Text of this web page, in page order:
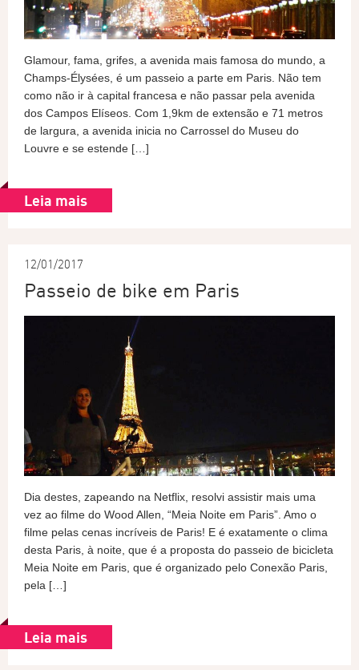
Glamour, fama, grifes, a avenida mais famosa do mundo, a
Champs-Élysées, é um passeio a parte em Paris. Não tem
como não ir à capital francesa e não passar pela avenida
dos Campos Elíseos. Com 1,9km de extensão e 71 metros
de largura, a avenida inicia no Carrossel do Museu do
Louvre e se estende […]
Leia mais
12/01/2017
Passeio de bike em Paris
Dia destes, zapeando na Netflix, resolvi assistir mais uma
vez ao filme do Wood Allen, “Meia Noite em Paris”. Amo o
filme pelas cenas incríveis de Paris! E é exatamente o clima
desta Paris, à noite, que é a proposta do passeio de bicicleta
Meia Noite em Paris, que é organizado pelo Conexão Paris,
pela […]
Leia mais